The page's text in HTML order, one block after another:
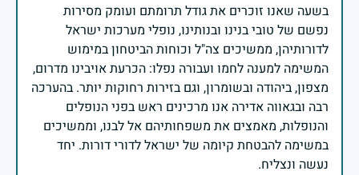
בשעה שאנו זוכרים את גודל תרומתם ועומק מסירות
נפשם של טובי בנינו ובנותינו, נופלי מערכות ישראל
לדורותיהן, ממשיכים צה"ל וכוחות הביטחון במימוש
המשימה למענה לחמו ועבורה נפלו: הכרעת אויבינו מדרום,
מצפון, ביהודה ובשומרון, וגם בזירות רחוקות יותר. בהערכה
רבה ובגאווה אדירה אנו מרכינים ראש בפני הנופלים
והנופלות, מאמצים את משפחותיהם אל לבנו, וממשיכים
במשימה להבטחת קיומה של ישראל לדורי דורות. יחד
נעשה ונצליח.